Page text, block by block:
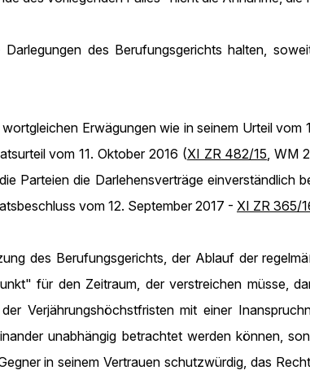
des Berufungsgerichts halten,
Erwägungen wie in seinem Urteil vom
vom 11. Oktober 2016 (XI ZR 482/15, WM
Parteien die Darlehensverträge einverständlich
vom 12. September 2017 - XI ZR 365/
des Berufungsgerichts, der Ablauf der
für den Zeitraum, der verstreichen müsse,
Verjährungshöchstfristen mit einer
unabhängig betrachtet werden können,
in seinem Vertrauen schutzwürdig, das